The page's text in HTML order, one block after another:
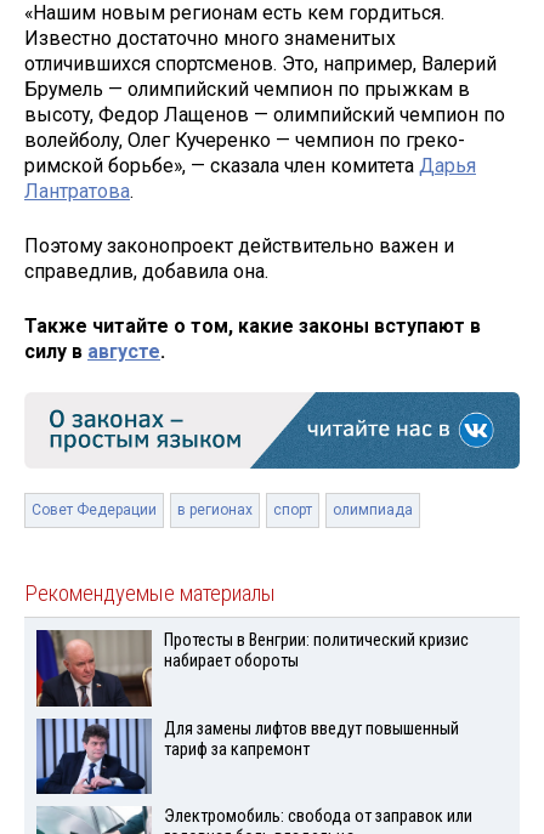
«Нашим новым регионам есть кем гордиться.
Известно достаточно много знаменитых
отличившихся спортсменов. Это, например, Валерий
Брумель — олимпийский чемпион по прыжкам в
высоту, Федор Лащенов — олимпийский чемпион по
волейболу, Олег Кучеренко — чемпион по греко-
римской борьбе», — сказала член комитета Дарья
Лантратова.
Поэтому законопроект действительно важен и
справедлив, добавила она.
Также читайте о том, какие законы вступают в
силу в августе.
Совет Федерации в регионах спорт олимпиада
Рекомендуемые материалы
Протесты в Венгрии: политический кризис
набирает обороты
Для замены лифтов введут повышенный
тариф за капремонт
Электромобиль: свобода от заправок или